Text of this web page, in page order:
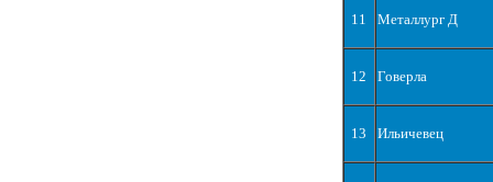
11 Металлург Д
12 Говерла
13 Ильичевец